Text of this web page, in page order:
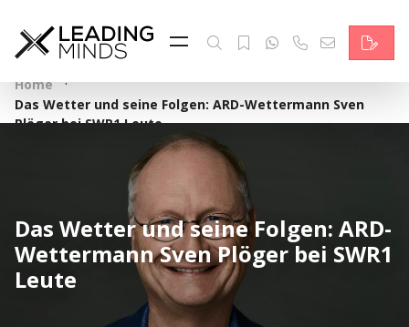
Feed & News
Reading Minds
Themen
Services
Wer wir sind
Kontakt
English
Home ·
Das Wetter und seine Folgen: ARD-Wettermann Sven
Plöger bei SWR1 Leute
Das Wetter und seine Folgen: ARD-
Wettermann Sven Plöger bei SWR1
Leute